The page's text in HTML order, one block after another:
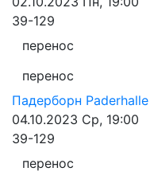
39-129
перенос
перенос
Падерборн Paderhalle
04.10.2023 Ср, 19:00
39-129
перенос